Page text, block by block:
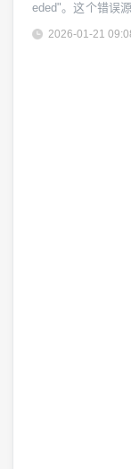
eded"。这个错误
票据尝试存储在内
2026-01-21